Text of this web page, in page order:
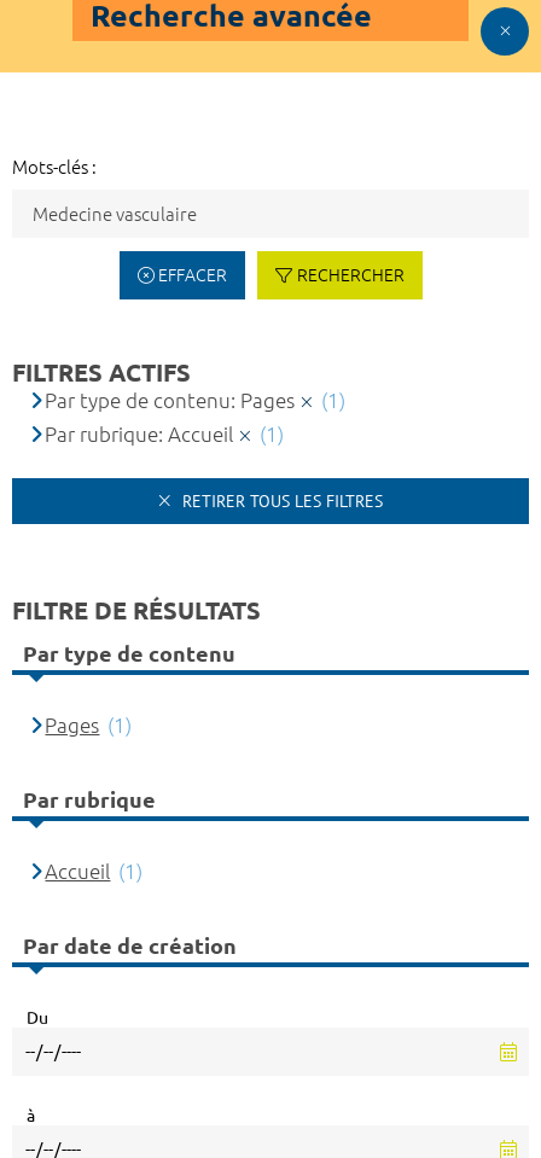
Recherche avancée
Mots-clés :
EFFACER RECHERCHER
FILTRES ACTIFS
Par type de contenu: Pages
(1)
Par rubrique: Accueil
(1)
RETIRER TOUS LES FILTRES
FILTRE DE RÉSULTATS
Par type de contenu
Pages (1)
Par rubrique
Accueil (1)
Par date de création
Du
à